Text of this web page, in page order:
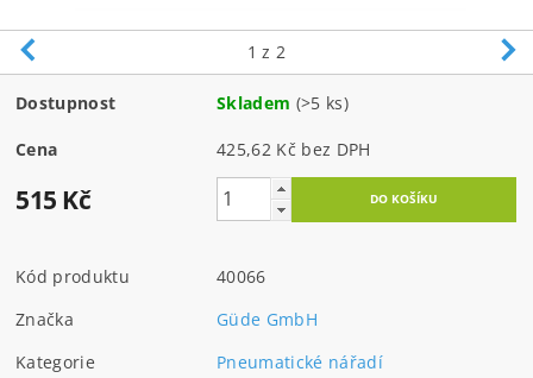
1 z 2
Dostupnost Skladem (>5 ks)
Cena 425,62 Kč bez DPH
515 Kč
Kód produktu
40066
Značka
Güde GmbH
Kategorie
Pneumatické nářadí